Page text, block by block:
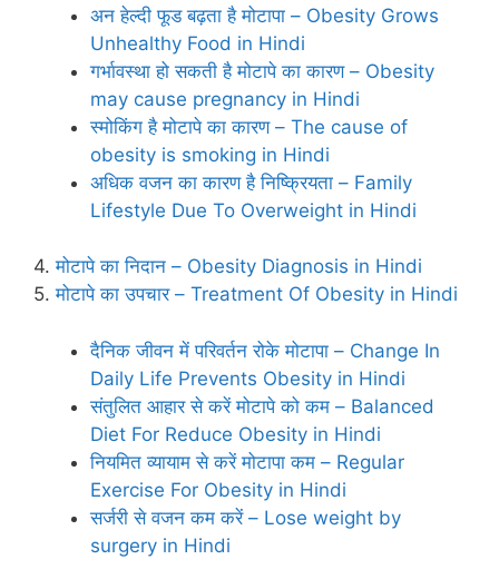
अन हेल्‍दी फूड बढ़ता है मोटापा – Obesity Grows
Unhealthy Food in Hindi
गर्भावस्‍था हो सकती है मोटापे का कारण – Obesity
may cause pregnancy in Hindi
स्मोकिंग है मोटापे का कारण – The cause of
obesity is smoking in Hindi
अधिक वजन का कारण है निष्क्रियता – Family
Lifestyle Due To Overweight in Hindi
4.मोटापे का निदान – Obesity Diagnosis in Hindi
5.मोटापे का उपचार – Treatment Of Obesity in Hindi
दैनिक जीवन में परिवर्तन रोके मोटापा – Change In
Daily Life Prevents Obesity in Hindi
संतुलित आहार से करें मोटापे को कम – Balanced
Diet For Reduce Obesity in Hindi
नियमित व्‍यायाम से करें मोटापा कम – Regular
Exercise For Obesity in Hindi
सर्जरी से वजन कम करें – Lose weight by
surgery in Hindi